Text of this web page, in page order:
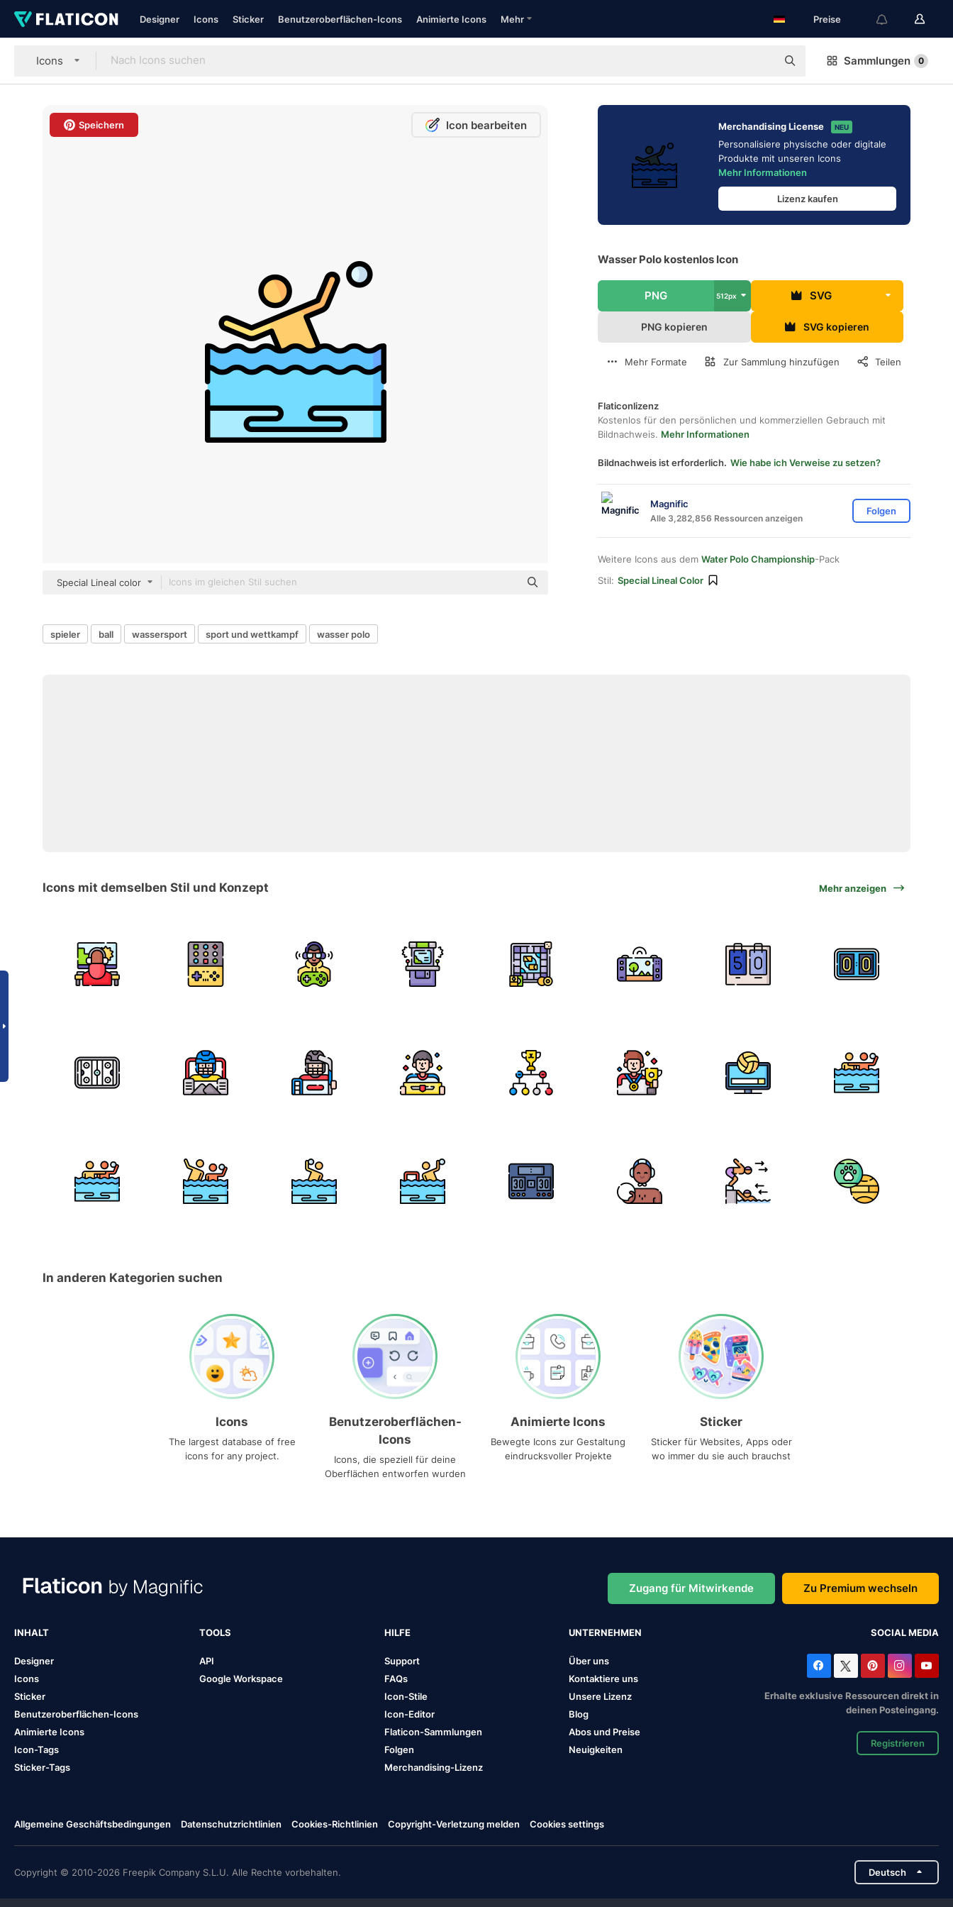
Designer Icons Sticker Benutzeroberflächen-Icons Animierte Icons Mehr Preise
Icons Sammlungen 0
Speichern Icon bearbeiten
Special Lineal color
Merchandising License NEU
Personalisiere physische oder digitale
Produkte mit unseren Icons
Mehr Informationen
Lizenz kaufen
Wasser Polo kostenlos Icon
PNG 512px SVG
PNG kopieren SVG kopieren
Mehr Formate Zur Sammlung hinzufügen Teilen
Flaticonlizenz
Kostenlos für den persönlichen und kommerziellen Gebrauch mit
Bildnachweis. Mehr Informationen
Bildnachweis ist erforderlich. Wie habe ich Verweise zu setzen?
Magnific
Alle 3,282,856 Ressourcen anzeigen
Folgen
Weitere Icons aus dem Water Polo Championship-Pack
Stil: Special Lineal Color
spieler ball wassersport sport und wettkampf wasser polo
Icons mit demselben Stil und Konzept Mehr anzeigen
In anderen Kategorien suchen
Icons
The largest database of free
icons for any project.
Benutzeroberflächen-
Icons
Icons, die speziell für deine
Oberflächen entworfen wurden
Animierte Icons
Bewegte Icons zur Gestaltung
eindrucksvoller Projekte
Sticker
Sticker für Websites, Apps oder
wo immer du sie auch brauchst
Zugang für Mitwirkende Zu Premium wechseln
INHALT
Designer
Icons
Sticker
Benutzeroberflächen-Icons
Animierte Icons
Icon-Tags
Sticker-Tags
TOOLS
API
Google Workspace
HILFE
Support
FAQs
Icon-Stile
Icon-Editor
Flaticon-Sammlungen
Folgen
Merchandising-Lizenz
UNTERNEHMEN
Über uns
Kontaktiere uns
Unsere Lizenz
Blog
Abos und Preise
Neuigkeiten
SOCIAL MEDIA
Erhalte exklusive Ressourcen direkt in
deinen Posteingang.
Registrieren
Allgemeine Geschäftsbedingungen Datenschutzrichtlinien Cookies-Richtlinien Copyright-Verletzung melden Cookies settings
Copyright © 2010-2026 Freepik Company S.L.U. Alle Rechte vorbehalten. Deutsch